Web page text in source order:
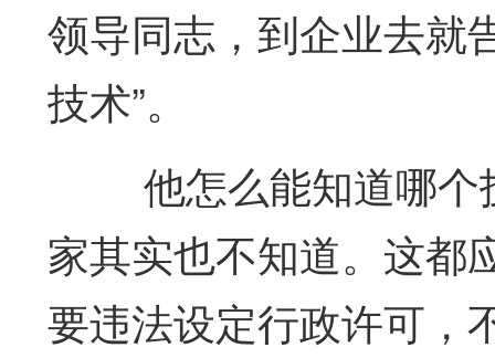
领导同志，到企业去就
技术”。
他怎么能知道哪
家其实也不知道。这都
要违法设定行政许可，